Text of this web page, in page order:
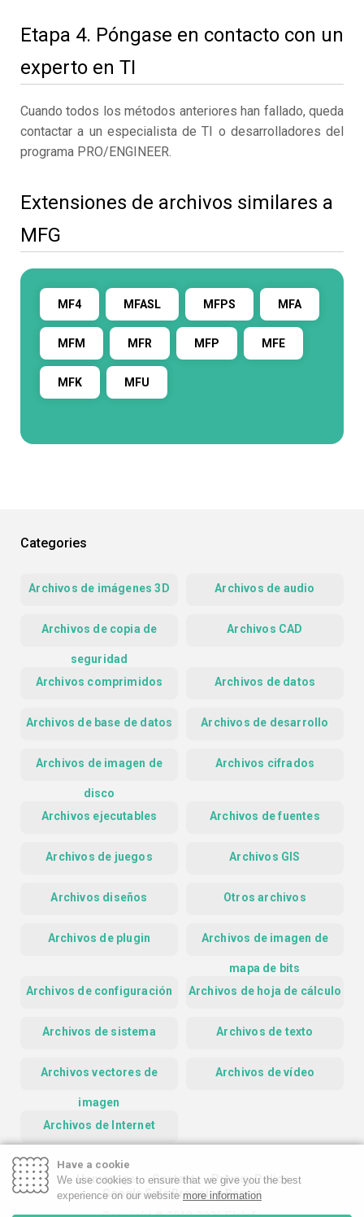
Etapa 4. Póngase en contacto con un
experto en TI
Cuando todos los métodos anteriores han fallado, queda
contactar a un especialista de TI o desarrolladores del
programa PRO/ENGINEER.
Extensiones de archivos similares a
MFG
MF4 MFASL MFPS MFA
MFM MFR MFP MFE
MFK MFU
Categories
Archivos de imágenes 3D Archivos de audio
Archivos de copia de
seguridad
Archivos CAD
Archivos comprimidos Archivos de datos
Archivos de base de datos Archivos de desarrollo
Archivos de imagen de
disco
Archivos cifrados
Archivos ejecutables Archivos de fuentes
Archivos de juegos Archivos GIS
Archivos diseños Otros archivos
Archivos de plugin Archivos de imagen de
mapa de bits
Archivos de configuración
Archivos de hoja de cálculo
Archivos de sistema Archivos de texto
Archivos vectores de
imagen
Archivos de vídeo
Archivos de Internet
Homepage Contact
Privacy Policy
Google Safe Browsing Report
Have a cookie
We use cookies to ensure that we give you the best
experience on our website more information